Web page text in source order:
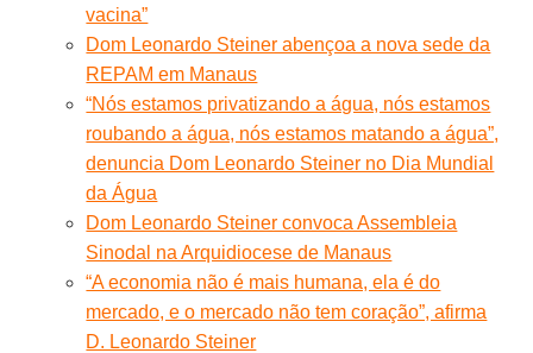
vacina”
Dom Leonardo Steiner abençoa a nova sede da
REPAM em Manaus
“Nós estamos privatizando a água, nós estamos
roubando a água, nós estamos matando a água”,
denuncia Dom Leonardo Steiner no Dia Mundial
da Água
Dom Leonardo Steiner convoca Assembleia
Sinodal na Arquidiocese de Manaus
“A economia não é mais humana, ela é do
mercado, e o mercado não tem coração”, afirma
D. Leonardo Steiner